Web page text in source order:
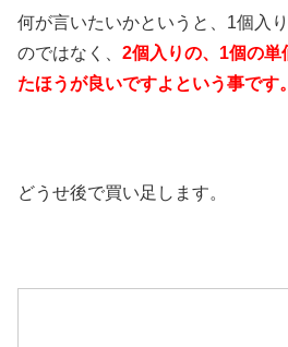
何が言いたいかというと、1個入
のではなく、 2個入りの、1個の単
たほうが良いですよという事です。
どうせ後で買い足します。